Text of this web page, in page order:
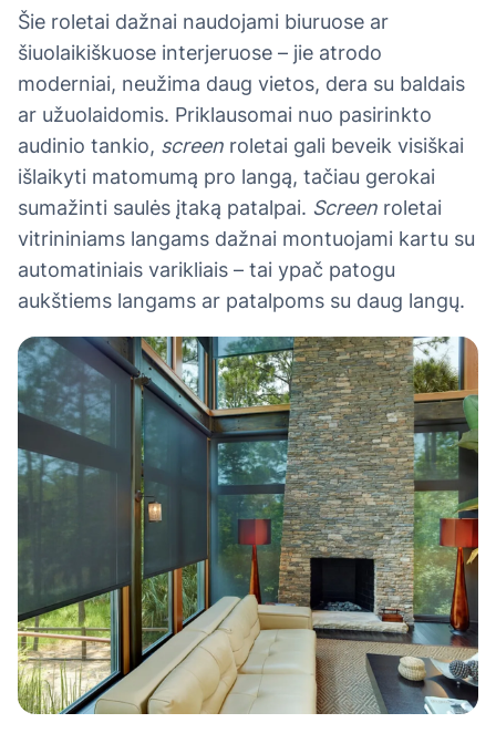
Šie roletai dažnai naudojami biuruose ar
šiuolaikiškuose interjeruose – jie atrodo
moderniai, neužima daug vietos, dera su baldais
ar užuolaidomis. Priklausomai nuo pasirinkto
audinio tankio, screen roletai gali beveik visiškai
išlaikyti matomumą pro langą, tačiau gerokai
sumažinti saulės įtaką patalpai. Screen roletai
vitrininiams langams dažnai montuojami kartu su
automatiniais varikliais – tai ypač patogu
aukštiems langams ar patalpoms su daug langų.